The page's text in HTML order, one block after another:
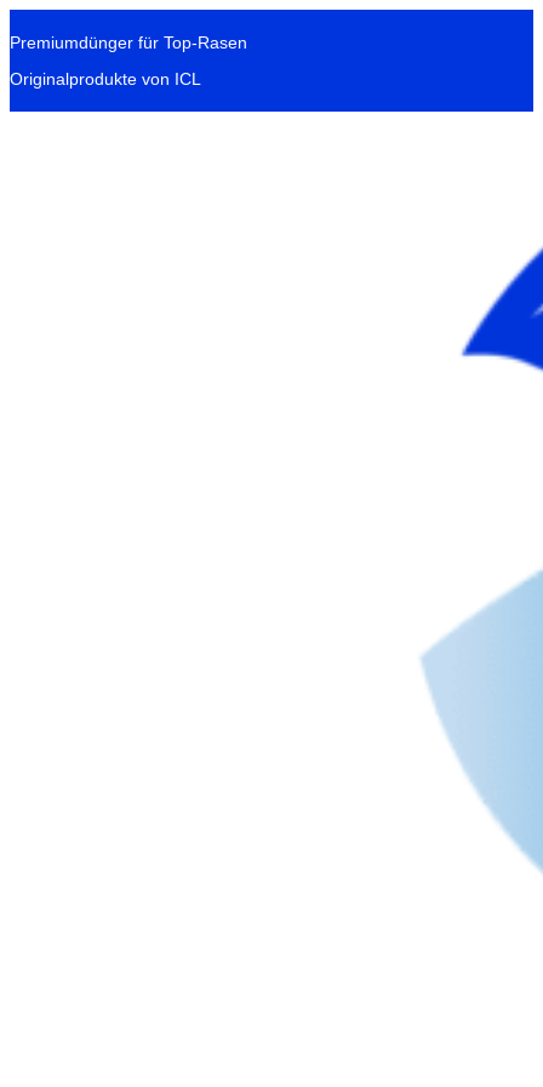
Premiumdünger für Top-Rasen
Originalprodukte von ICL